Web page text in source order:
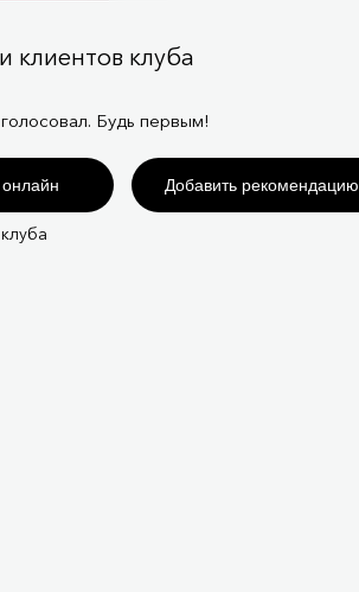
клиентов клуба
Будь первым!
Добавить рекомендацию